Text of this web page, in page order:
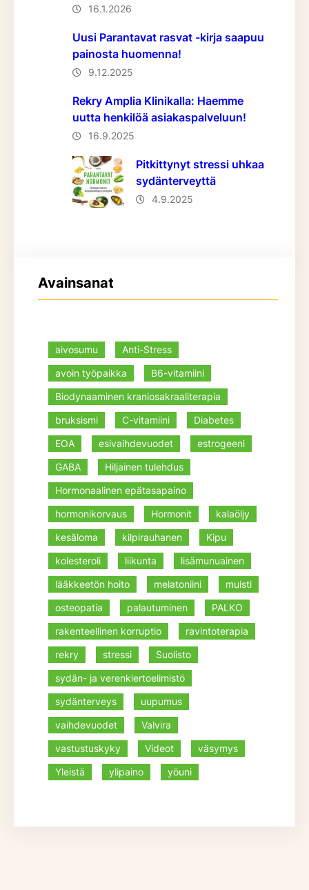
16.1.2026
Uusi Parantavat rasvat -kirja saapuu
painosta huomenna!
9.12.2025
Rekry Amplia Klinikalla: Haemme
uutta henkilöä asiakaspalveluun!
16.9.2025
Pitkittynyt stressi uhkaa
sydänterveyttä
4.9.2025
Avainsanat
aivosumu
Anti-Stress
avoin työpaikka
B6-vitamiini
Biodynaaminen kraniosakraaliterapia
bruksismi
C-vitamiini
Diabetes
EOA
esivaihdevuodet
estrogeeni
GABA
Hiljainen tulehdus
Hormonaalinen epätasapaino
hormonikorvaus
Hormonit
kalaöljy
kesäloma
kilpirauhanen
Kipu
kolesteroli
liikunta
lisämunuainen
lääkkeetön hoito
melatoniini
muisti
osteopatia
palautuminen
PALKO
rakenteellinen korruptio
ravintoterapia
rekry
stressi
Suolisto
sydän- ja verenkiertoelimistö
sydänterveys
uupumus
vaihdevuodet
Valvira
vastustuskyky
Videot
väsymys
Yleistä
ylipaino yöuni